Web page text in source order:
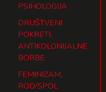
PSIHOLOGIJA
DRUŠTVENI
POKRETI,
ANTIKOLONIJALNE
BORBE
FEMINIZAM,
ROD/SPOL